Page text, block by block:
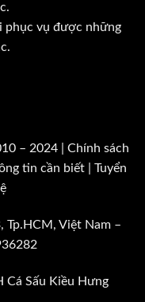
phục vụ được những
– 2024 | Chính sách
tin cần biết
Tuyển
Tp.HCM, Việt Nam –
Cá Sấu Kiều Hưng